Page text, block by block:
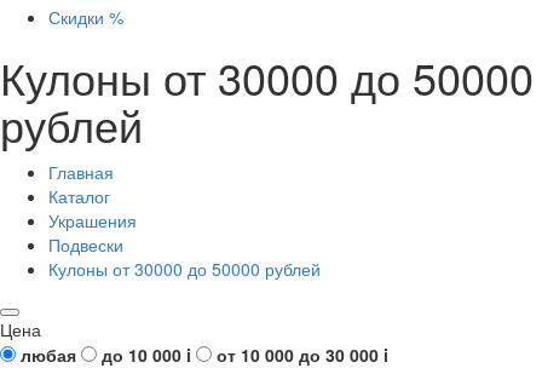
Скидки %
Кулоны от 30000 до 50000
рублей
Главная
Каталог
Украшения
Подвески
Кулоны от 30000 до 50000 рублей
Цена
любая
до 10 000 i от 10 000 до 30 000 i